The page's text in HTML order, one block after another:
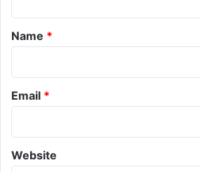
*
Name *
Email *
Website